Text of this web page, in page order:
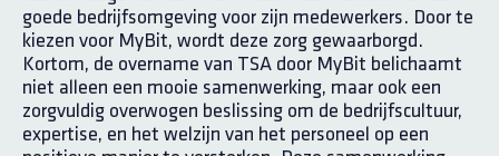
goede bedrijfsomgeving voor zijn medewerkers. Door te
kiezen voor MyBit, wordt deze zorg gewaarborgd.
Kortom, de overname van TSA door MyBit belichaamt
niet alleen een mooie samenwerking, maar ook een
zorgvuldig overwogen beslissing om de bedrijfscultuur,
expertise, en het welzijn van het personeel op een